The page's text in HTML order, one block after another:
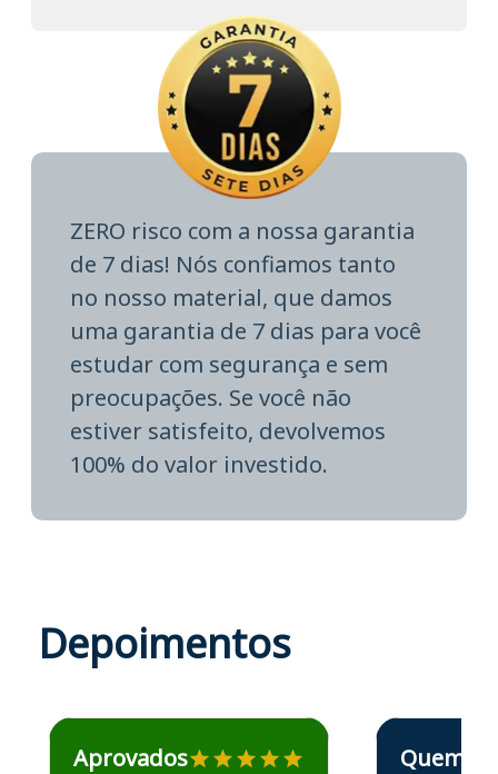
ZERO risco com a nossa garantia
de 7 dias! Nós confiamos tanto
no nosso material, que damos
uma garantia de 7 dias para você
estudar com segurança e sem
preocupações. Se você não
estiver satisfeito, devolvemos
100% do valor investido.
Depoimentos
Estudante José recomenda o Aprova Concursos em
Aprovados
Estudante Elais
Quem